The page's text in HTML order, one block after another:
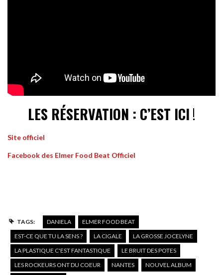
LES RÉSERVATION : C’EST ICI!
Site officiel
Facebook des Elmer Food Beat Officiel
TAGS: DANIELA
ELMER FOOD BEAT
EST-CE QUE TU LA SENS ?
LA CIGALE
LA GROSSE JOCELYNE
LA PLASTIQUE C'EST FANTASTIQUE
LE BRUIT DES POTES
LES ROCKEURS ONT DU COEUR
NANTES
NOUVEL ALBUM